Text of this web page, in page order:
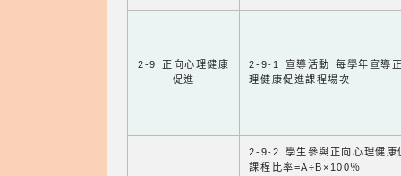
2-9 正向心理健康
促進
2-9-1 宣導活動 每學年宣導
理健康促進課程場次
2-9-2 學生參與正向心理健康
課程比率=A÷B×100％